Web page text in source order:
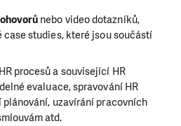
nebo video dotazníků,
case studies, které jsou součástí
procesů a související HR
evaluace, spravování HR
uzavírání pracovních
atd.